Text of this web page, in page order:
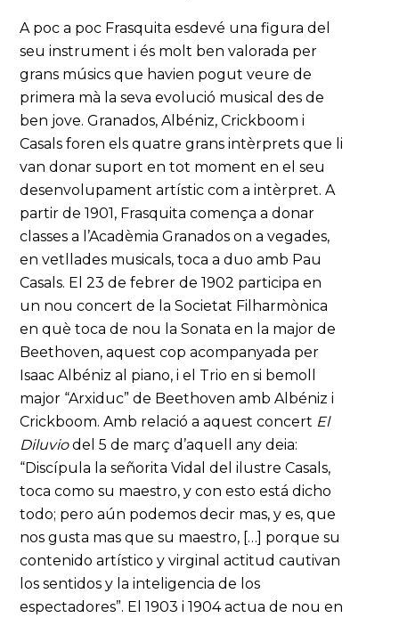
A poc a poc Frasquita esdevé una figura del
seu instrument i és molt ben valorada per
grans músics que havien pogut veure de
primera mà la seva evolució musical des de
ben jove. Granados, Albéniz, Crickboom i
Casals foren els quatre grans intèrprets que li
van donar suport en tot moment en el seu
desenvolupament artístic com a intèrpret. A
partir de 1901, Frasquita comença a donar
classes a l’Acadèmia Granados on a vegades,
en vetllades musicals, toca a duo amb Pau
Casals. El 23 de febrer de 1902 participa en
un nou concert de la Societat Filharmònica
en què toca de nou la Sonata en la major de
Beethoven, aquest cop acompanyada per
Isaac Albéniz al piano, i el Trio en si bemoll
major “Arxiduc” de Beethoven amb Albéniz i
Crickboom. Amb relació a aquest concert El
Diluviodel 5 de març d’aquell any deia:
“Discípula la señorita Vidal del ilustre Casals,
toca como su maestro, y con esto está dicho
todo; pero aún podemos decir mas, y es, que
nos gusta mas que su maestro, […] porque su
contenido artístico y virginal actitud cautivan
los sentidos y la inteligencia de los
espectadores”. El 1903 i 1904 actua de nou en